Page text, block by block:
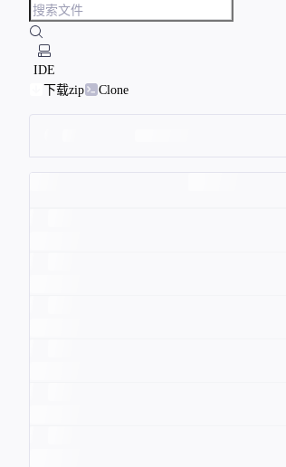
IDE
下载zip
Clone